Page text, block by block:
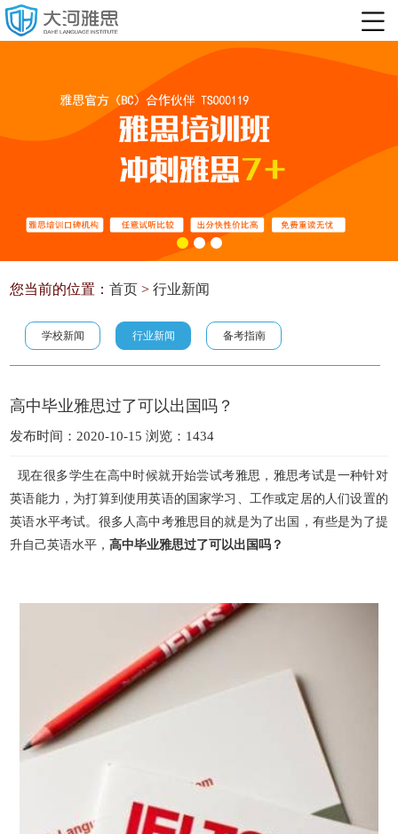
您当前的位置：首页 >行业新闻
学校新闻 行业新闻 备考指南
高中毕业雅思过了可以出国吗？
发布时间：2020-10-15 浏览：1434
现在很多学生在高中时候就开始尝试考雅思，雅思考试是一种针对
英语能力，为打算到使用英语的国家学习、工作或定居的人们设置的
英语水平考试。很多人高中考雅思目的就是为了出国，有些是为了提
升自己英语水平，高中毕业雅思过了可以出国吗？